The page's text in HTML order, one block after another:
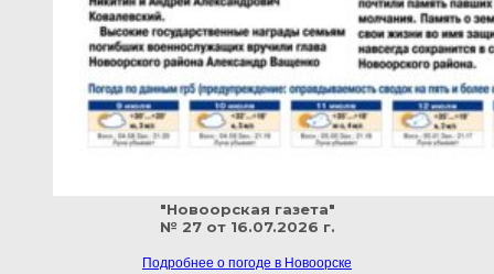
"Новоорская газета"
№ 27 от 16.07.2026 г.
Подробнее о погоде в Новоорске